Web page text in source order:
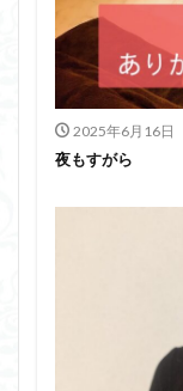
2025年6月16日
夜もすがら